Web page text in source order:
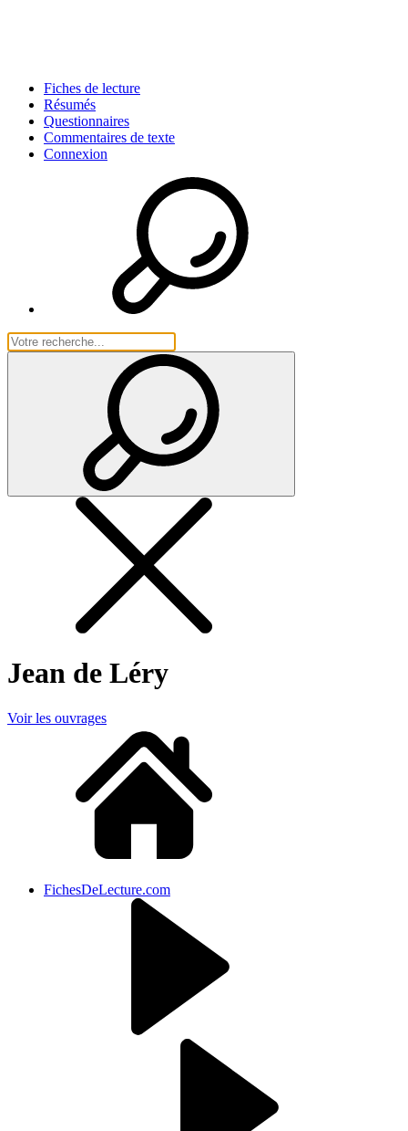
Fiches de lecture
Résumés
Questionnaires
Commentaires de texte
Connexion
Jean de Léry
Voir les ouvrages
FichesDeLecture.com